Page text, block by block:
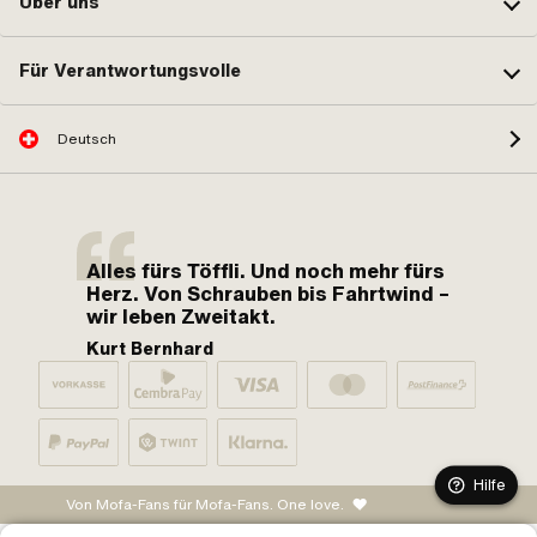
Für Verantwortungsvolle
Deutsch
Alles fürs Töffli. Und noch mehr fürs
Herz. Von Schrauben bis Fahrtwind –
wir leben Zweitakt.
Kurt Bernhard
Von Mofa-Fans für Mofa-Fans. One love.
Hilfe